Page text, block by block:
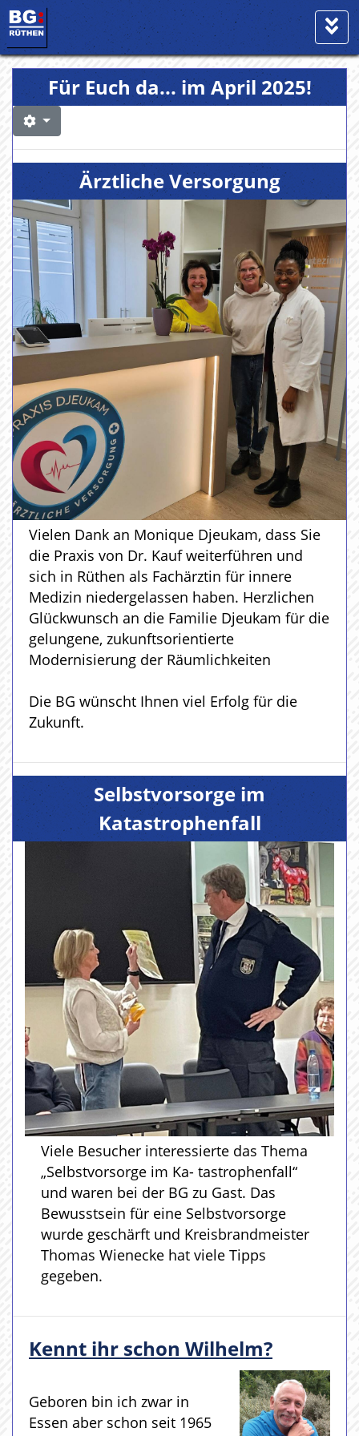
Für Euch da... im April 2025!
Ärztliche Versorgung
Vielen Dank an Monique Djeukam, dass Sie
die Praxis von Dr. Kauf weiterführen und
sich in Rüthen als Fachärztin für innere
Medizin niedergelassen haben. Herzlichen
Glückwunsch an die Familie Djeukam für die
gelungene, zukunftsorientierte
Modernisierung der Räumlichkeiten
Die BG wünscht Ihnen viel Erfolg für die
Zukunft.
Selbstvorsorge im
Katastrophenfall
Viele Besucher interessierte das Thema
„Selbstvorsorge im Ka- tastrophenfall“
und waren bei der BG zu Gast. Das
Bewusstsein für eine Selbstvorsorge
wurde geschärft und Kreisbrandmeister
Thomas Wienecke hat viele Tipps
gegeben.
Kennt ihr schon Wilhelm?
Geboren bin ich zwar in
Essen aber schon seit 1965